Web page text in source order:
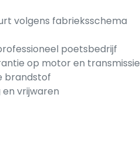
volgens fabrieksschema
poetsbedrijf
op motor en transmissie
brandstof
vrijwaren